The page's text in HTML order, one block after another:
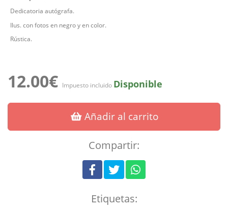
Dedicatoria autógrafa.
Ilus. con fotos en negro y en color.
Rústica.
12.00€ Impuesto incluido Disponible
Añadir al carrito
Compartir:
Etiquetas: